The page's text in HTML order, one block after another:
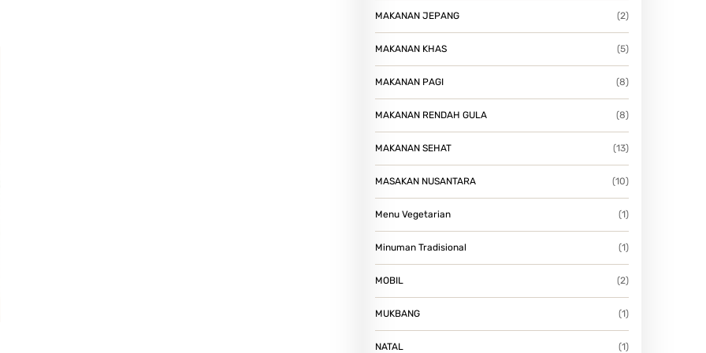
MAKANAN JEPANG (2)
MAKANAN KHAS (5)
MAKANAN PAGI (8)
MAKANAN RENDAH GULA (8)
MAKANAN SEHAT (13)
MASAKAN NUSANTARA (10)
Menu Vegetarian (1)
Minuman Tradisional (1)
MOBIL (2)
MUKBANG (1)
NATAL (1)